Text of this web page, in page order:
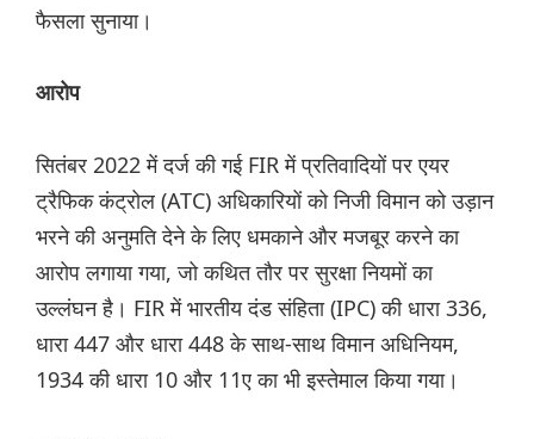
फैसला सुनाया।
आरोप
सितंबर 2022 में दर्ज की गई FIR में प्रतिवादियों पर एयर
ट्रैफिक कंट्रोल (ATC) अधिकारियों को निजी विमान को उड़ान
भरने की अनुमति देने के लिए धमकाने और मजबूर करने का
आरोप लगाया गया, जो कथित तौर पर सुरक्षा नियमों का
उल्लंघन है। FIR में भारतीय दंड संहिता (IPC) की धारा 336,
धारा 447 और धारा 448 के साथ-साथ विमान अधिनियम,
1934 की धारा 10 और 11ए का भी इस्तेमाल किया गया।